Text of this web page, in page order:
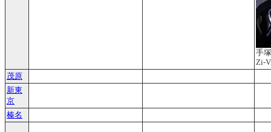
手
Zi-
茂原
新東
京
榛名